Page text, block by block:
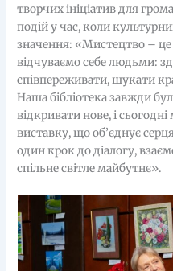
творчих ініціатив для
подій у час, коли
значення: «Мистецтво – це
відчуваємо себе людьми:
співпереживати, шукати
Наша бібліотека завжди
відкривати нове, і
виставку, що об’єднує
один крок до діалогу,
спільне світле майбутнє».